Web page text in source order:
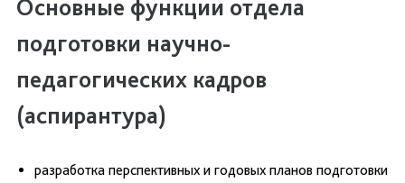
Основные функции отдела
подготовки научно-
педагогических кадров
(аспирантура)
разработка перспективных и годовых планов подготовки